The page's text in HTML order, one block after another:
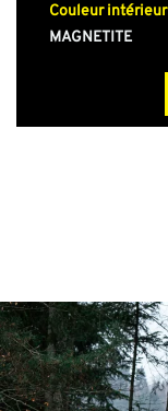
Couleur intérieur
MAGNETITE